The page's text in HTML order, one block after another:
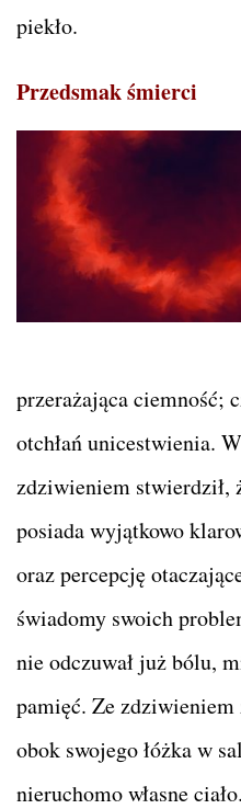
piekło.
Przedsmak śmierci
przerażająca ciemność;
otchłań unicestwienia.
zdziwieniem stwierdził,
posiada wyjątkowo
oraz percepcję
świadomy swoich
nie odczuwał już bólu,
pamięć. Ze zdziwieniem
obok swojego łóżka w
nieruchomo własne